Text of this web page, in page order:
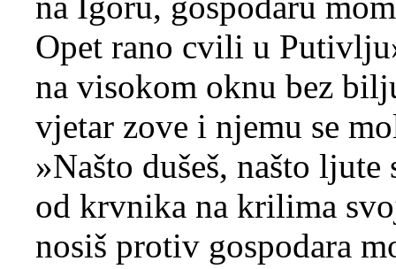
Opet rano cvili u
na visokom oknu bez
vjetar zove i njemu se
»Našto dušeš, našto ljute
od krvnika na krilima
nosiš protiv gospodara